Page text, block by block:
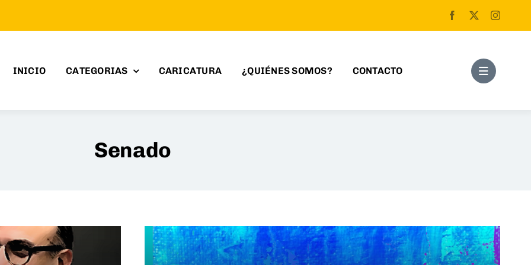
INICIO CATEGORIAS CARICATURA ¿QUIÉNES SOMOS? CONTACTO
Senado